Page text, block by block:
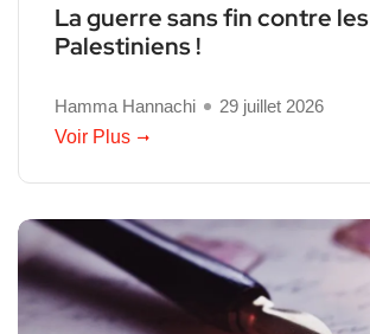
La guerre sans fin contre les
Palestiniens !
Hamma Hannachi
29 juillet 2026
Voir Plus